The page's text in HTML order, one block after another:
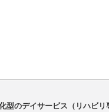
型のデイサービス（リハビリ